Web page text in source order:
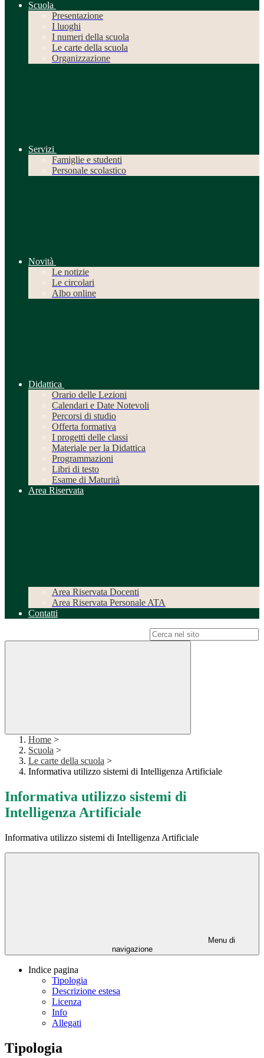
Scuola
Presentazione
I luoghi
I numeri della scuola
Le carte della scuola
Organizzazione
Servizi
Famiglie e studenti
Personale scolastico
Novità
Le notizie
Le circolari
Albo online
Didattica
Orario delle Lezioni
Calendari e Date Notevoli
Percorsi di studio
Offerta formativa
I progetti delle classi
Materiale per la Didattica
Programmazioni
Libri di testo
Esame di Maturità
Area Riservata
Area Riservata Docenti
Area Riservata Personale ATA
Contatti
Home >
Scuola >
Le carte della scuola >
Informativa utilizzo sistemi di Intelligenza Artificiale
Informativa utilizzo sistemi di
Intelligenza Artificiale
Informativa utilizzo sistemi di Intelligenza Artificiale
Menu di
navigazione
Indice pagina
Tipologia
Descrizione estesa
Licenza
Info
Allegati
Tipologia